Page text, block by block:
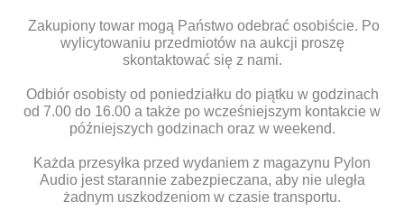
Zakupiony towar mogą Państwo odebrać osobiście. Po
wylicytowaniu przedmiotów na aukcji proszę
skontaktować się z nami.
Odbiór osobisty od poniedziałku do piątku w godzinach
od 7.00 do 16.00 a także po wcześniejszym kontakcie w
późniejszych godzinach oraz w weekend.
Każda przesyłka przed wydaniem z magazynu Pylon
Audio jest starannie zabezpieczana, aby nie uległa
żadnym uszkodzeniom w czasie transportu.